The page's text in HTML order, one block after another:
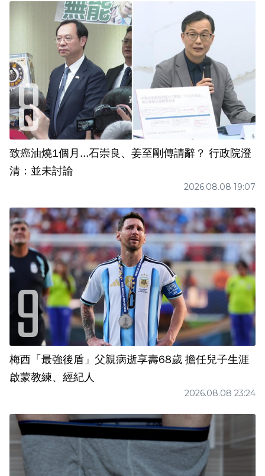
致癌油燒1個月...石崇良、姜至剛傳請辭？ 行政院澄
清：並未討論
2026.08.08 19:07
梅西「最強後盾」父親病逝享壽68歲 擔任兒子生涯
啟蒙教練、經紀人
2026.08.08 23:24